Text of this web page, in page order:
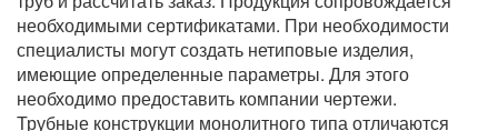
необходимыми сертификатами. При необходимости
специалисты могут создать нетиповые изделия,
имеющие определенные параметры. Для этого
необходимо предоставить компании чертежи.
Трубные конструкции монолитного типа отличаются